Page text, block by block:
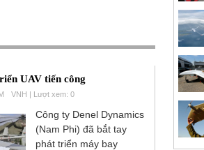
UAV tiến công
VNH | Lượt xem: 0
Công ty Denel Dynamics
(Nam Phi) đã bắt tay
phát triển máy bay